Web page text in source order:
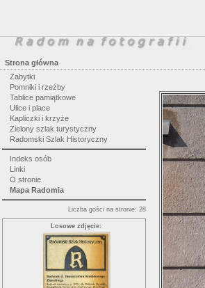
Strona główna
Zabytki
Pomniki i rzeźby
Tablice pamiątkowe
Ulice i place
Kapliczki i krzyże
Zielony szlak turystyczny
Radomski Szlak Historyczny
Indeks osób
Linki
O stronie
Mapa Radomia
Liczba gości na stronie: 28
Losowe zdjęcie: